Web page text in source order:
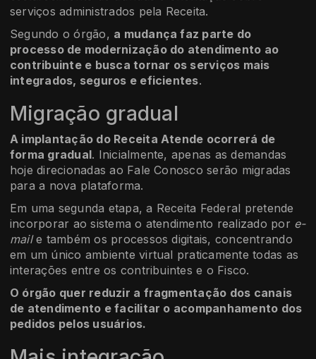
serviços administrados pela Receita.
Segundo o órgão, a mudança faz parte do
processo de modernização do atendimento ao
contribuinte e busca tornar os serviços mais
integrados, seguros e eficientes.
Migração gradual
A implantação do Receita Atende ocorrerá de
forma gradual. Inicialmente, apenas as demandas
hoje direcionadas ao Fale Conosco serão migradas
para a nova plataforma.
Em uma segunda etapa, a Receita Federal pretende
incorporar ao sistema o atendimento realizado por e-
maile também os processos digitais, concentrando
em um único ambiente virtual praticamente todas as
interações entre os contribuintes e o Fisco.
O órgão quer reduzir a fragmentação dos canais
de atendimento e facilitar o acompanhamento dos
pedidos pelos usuários.